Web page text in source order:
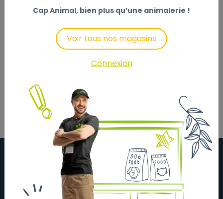
Laisser un avis
Cap Animal, bien plus qu’une animalerie !
Voir tous nos magasins
Connexion